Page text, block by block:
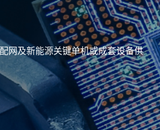
网及新能源关键单机或成套设备供